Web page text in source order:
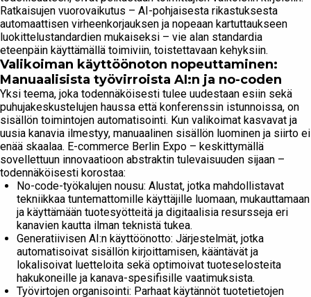
Ratkaisujen vuorovaikutus – AI-pohjaisesta rikastuksesta
automaattisen virheenkorjauksen ja nopeaan kartuttaukseen
luokittelustandardien mukaiseksi – vie alan standardia
eteenpäin käyttämällä toimiviin, toistettavaan kehyksiin.
Valikoiman käyttöönoton nopeuttaminen:
Manuaalisista työvirroista AI:n ja no-coden
Yksi teema, joka todennäköisesti tulee uudestaan esiin sekä
puhujakeskustelujen haussa että konferenssin istunnoissa, on
sisällön toimintojen automatisointi. Kun valikoimat kasvavat ja
uusia kanavia ilmestyy, manuaalinen sisällön luominen ja siirto ei
enää skaalaa. E-commerce Berlin Expo – keskittymällä
sovellettuun innovaatioon abstraktin tulevaisuuden sijaan –
todennäköisesti korostaa:
No-code-työkalujen nousu: Alustat, jotka mahdollistavat
tekniikkaa tuntemattomille käyttäjille luomaan, mukauttamaan
ja käyttämään tuotesyötteitä ja digitaalisia resursseja eri
kanavien kautta ilman teknistä tukea.
Generatiivisen AI:n käyttöönotto: Järjestelmät, jotka
automatisoivat sisällön kirjoittamisen, kääntävät ja
lokalisoivat luetteloita sekä optimoivat tuoteselosteita
hakukoneille ja kanava-spesifisille vaatimuksista.
Työvirtojen organisointi: Parhaat käytännöt tuotetietojen